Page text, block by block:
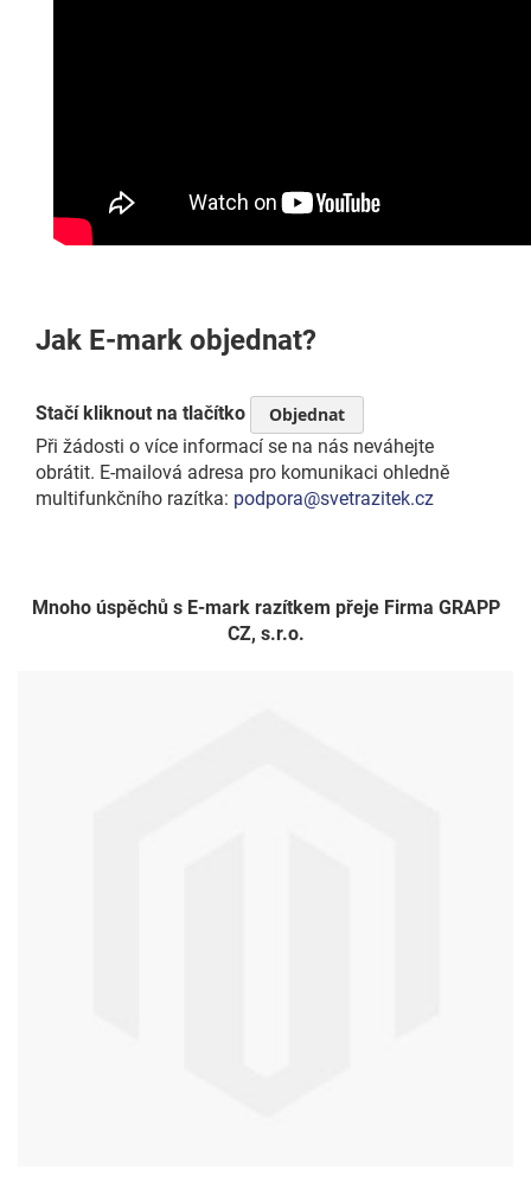
Jak E-mark objednat?
Stačí kliknout na tlačítko
Objednat
Při žádosti o více informací se na nás neváhejte
obrátit. E-mailová adresa pro komunikaci ohledně
multifunkčního razítka: podpora@svetrazitek.cz
Mnoho úspěchů s E-mark razítkem přeje Firma GRAPP
CZ, s.r.o.